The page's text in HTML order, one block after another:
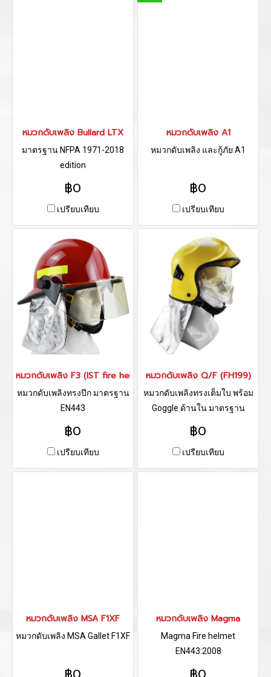
หมวกดับเพลิง Bullard LTX
มาตรฐาน NFPA 1971-2018
edition
฿0
เปรียบเทียบ
หมวกดับเพลิง A1
หมวกดับเพลิง และกู้ภัย A1
฿0
เปรียบเทียบ
หมวกดับเพลิง F3 (IST fire helmet)
หมวกดับเพลิงทรงปีก มาตรฐาน
EN443
฿0
เปรียบเทียบ
หมวกดับเพลิง Q/F (FH199)
หมวกดับเพลิงทรงเต็มใบ พร้อม
Goggle ด้านใน มาตรฐาน
฿0
เปรียบเทียบ
หมวกดับเพลิง MSA F1XF
หมวกดับเพลิง MSA Gallet F1XF
หมวกดับเพลิง Magma
Magma Fire helmet
EN443:2008